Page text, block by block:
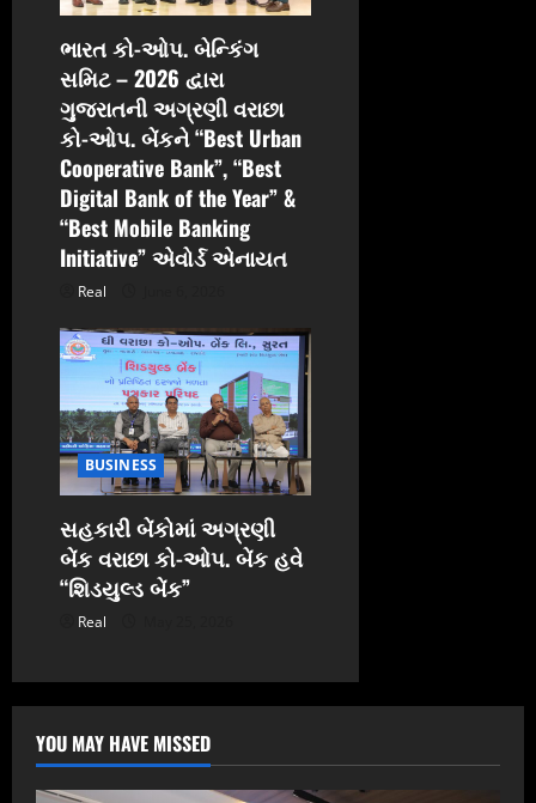
ભારત કો-ઓપ. બેન્કિંગ
સમિટ – 2026 દ્વારા
ગુજરાતની અગ્રણી વરાછા
કો-ઓપ. બેંકને “Best Urban
Cooperative Bank”, “Best
Digital Bank of the Year” &
“Best Mobile Banking
Initiative” એવોર્ડ એનાયત
Real
BUSINESS
સહકારી બેંકોમાં અગ્રણી
બેંક વરાછા કો-ઓપ. બેંક હવે
“શિડયુલ્ડ બેંક”
Real
YOU MAY HAVE MISSED